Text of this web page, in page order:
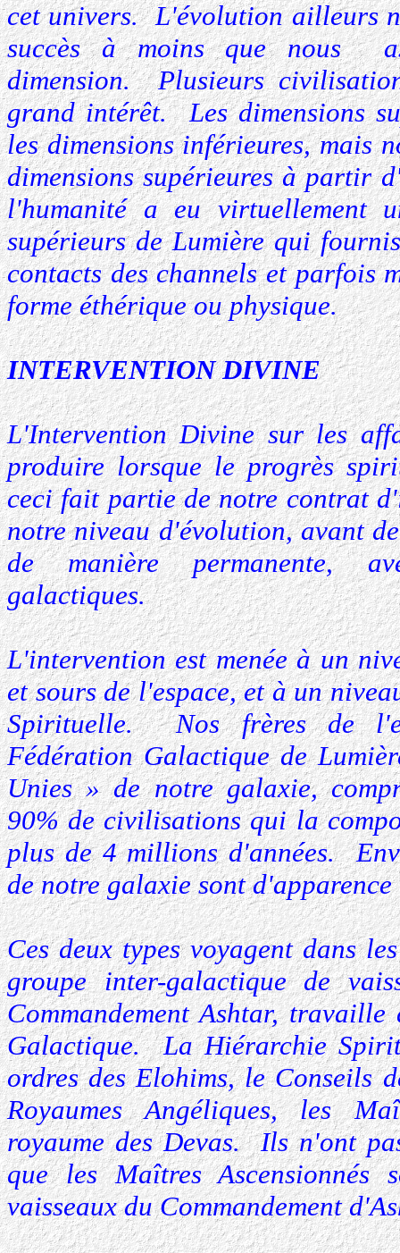
cet univers. L'évolution ailleurs
succès à moins que nous
dimension. Plusieurs
grand intérêt. Les dimensions
les dimensions inférieures, mais
dimensions supérieures à partir
l'humanité a eu virtuellement
supérieurs de Lumière qui
contacts des channels et parfois
forme éthérique ou physique.
INTERVENTION DIVINE
L'Intervention Divine sur les
produire lorsque le progrès
ceci fait partie de notre contrat
notre niveau d'évolution, avant
de manière permanente,
galactiques.
L'intervention est menée à un
et sours de l'espace, et à un
Spirituelle. Nos frères de
Fédération Galactique de
Unies » de notre galaxie,
90% de civilisations qui la
plus de 4 millions d'années.
de notre galaxie sont
Ces deux types voyagent dans
groupe inter-galactique de
Commandement Ashtar,
Galactique. La Hiérarchie
ordres des Elohims, le Conseils
Royaumes Angéliques, les
royaume des Devas. Ils n'ont
que les Maîtres
vaisseaux du Commandement